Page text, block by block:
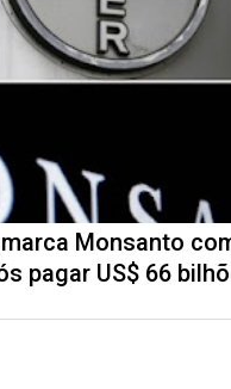
Monsanto
pagar US$ 66